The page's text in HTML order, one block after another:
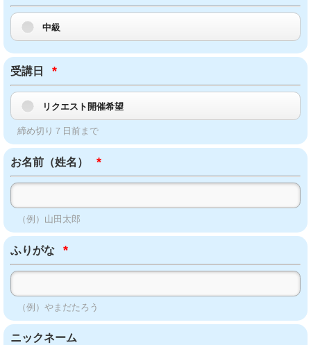
中級
受講日 *
リクエスト開催希望
締め切り７日前まで
お名前（姓名） *
（例）山田太郎
ふりがな *
（例）やまだたろう
ニックネーム